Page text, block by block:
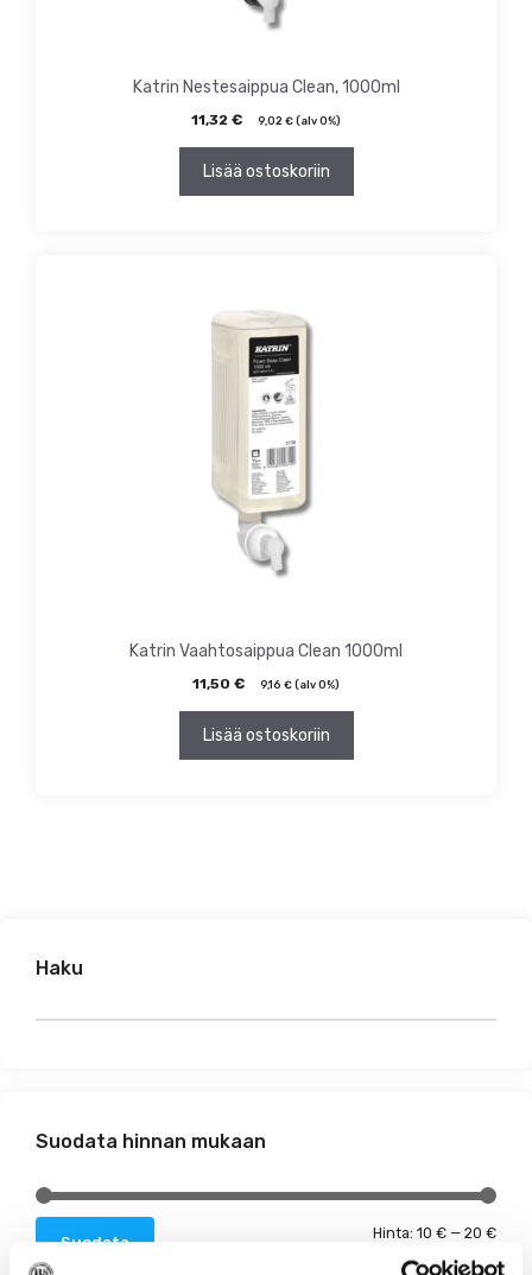
Katrin Nestesaippua Clean, 1000ml
11,32 € 9,02 € (alv 0%)
Lisää ostoskoriin
Katrin Vaahtosaippua Clean 1000ml
11,50 € 9,16 € (alv 0%)
Lisää ostoskoriin
Haku
Suodata hinnan mukaan
Suodata Hinta: 10 € — 20 €